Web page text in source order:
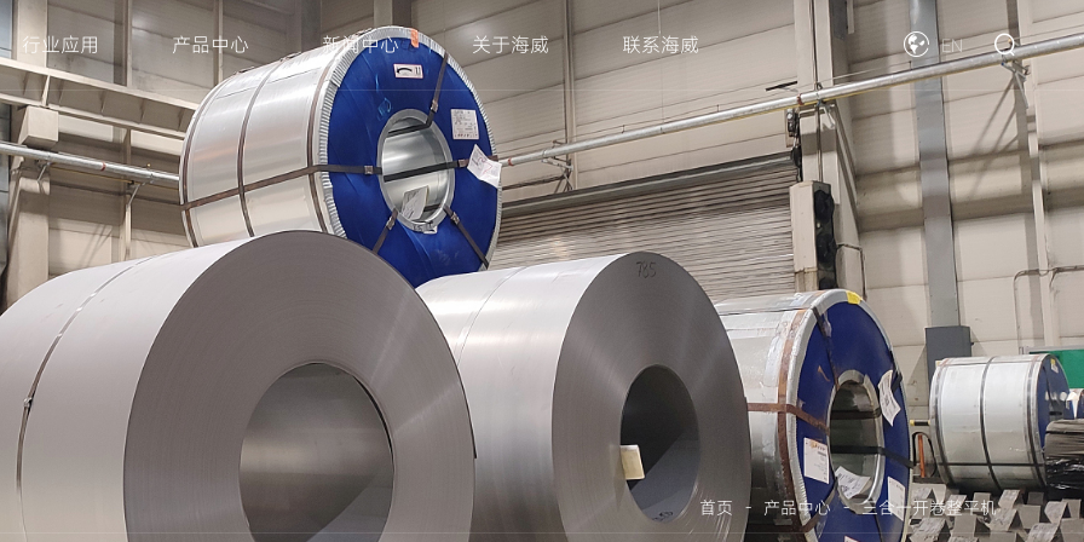
行业应用 产品中心 新闻中心 关于海威 联系海威 EN
首页 - 产品中心 - 三合一开卷整平机